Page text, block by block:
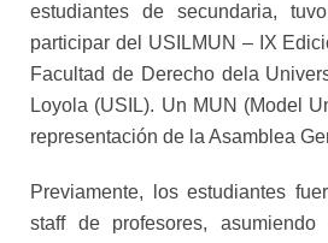
estudiantes de secundaria,
participar del USILMUN – IX
Facultad de Derecho dela
Loyola (USIL). Un MUN (Model
representación de la Asamblea
Previamente, los estudiantes
staff de profesores, asumiendo